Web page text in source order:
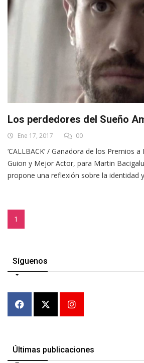
Los perdedores del Sueño
Ene 17, 2017 00
‘CALLBACK’ / Ganadora de los Premios
Guion y Mejor Actor, para Martin
propone una reflexión sobre la identidad
1
Síguenos
Últimas publicaciones